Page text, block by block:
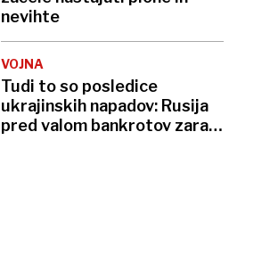
nevihte
VOJNA
Tudi to so posledice
ukrajinskih napadov: Rusija
pred valom bankrotov zaradi